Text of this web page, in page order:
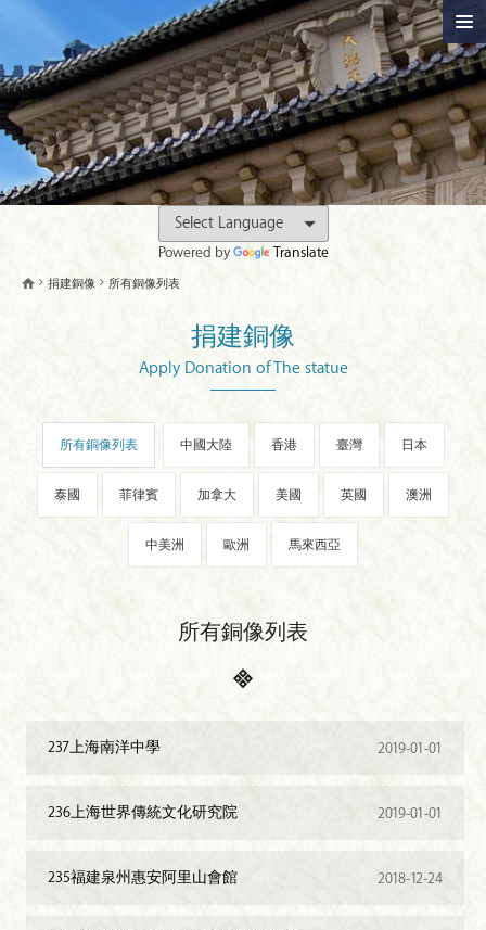
Powered by Translate
捐建銅像 所有銅像列表
捐建銅像
Apply Donation of The statue
所有銅像列表 中國大陸 香港 臺灣 日本
泰國 菲律賓 加拿大 美國 英國 澳洲
中美洲 歐洲 馬來西亞
所有銅像列表
2019-01-01
237上海南洋中學
2019-01-01
236上海世界傳統文化研究院
2018-12-24
235福建泉州惠安阿里山會館